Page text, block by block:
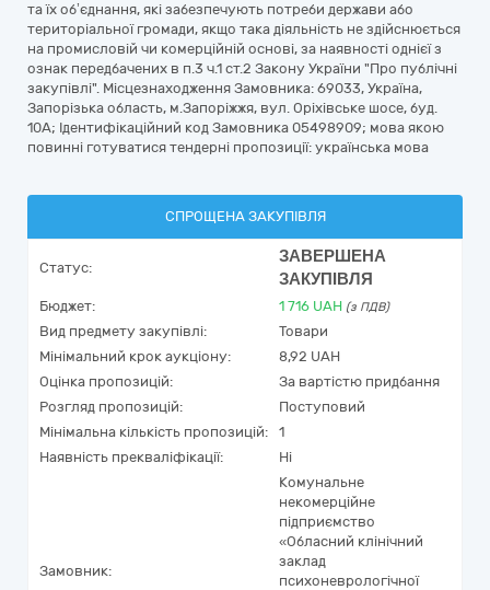
та їх об’єднання, які забезпечують потреби держави або
територіальної громади, якщо така діяльність не здійснюється
на промисловій чи комерційній основі, за наявності однієї з
ознак передбачених в п.3 ч.1 ст.2 Закону України "Про публічні
закупівлі". Місцезнаходження Замовника: 69033, Україна,
Запорізька область, м.Запоріжжя, вул. Оріхівське шосе, буд.
10А; Ідентифікаційний код Замовника 05498909; мова якою
повинні готуватися тендерні пропозиції: українська мова
СПРОЩЕНА ЗАКУПІВЛЯ
Статус:
ЗАВЕРШЕНА
ЗАКУПІВЛЯ
Бюджет: 1 716 UAH (з ПДВ)
Вид предмету закупівлі:
Товари
Мінімальний крок аукціону:
8,92 UAH
Оцінка пропозицій:
За вартістю придбання
Розгляд пропозицій:
Поступовий
Мінімальна кількість пропозицій:
1
Наявність прекваліфікації:
Ні
Замовник:
Комунальне
некомерційне
підприємство
«Обласний клінічний
заклад
психоневрологічної